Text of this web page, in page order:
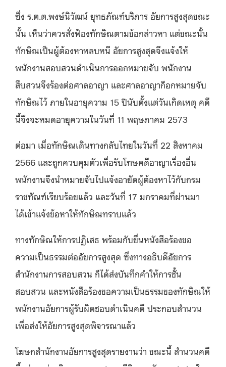
ซึ่ง ร.ต.ต.พงษ์นิวัฒน์ ยุทธภัณฑ์บริภาร อัยการสูงสุดขณะ
นั้น เห็นว่าควรสั่งฟ้องทักษิณตามข้อกล่าวหา แต่ขณะนั้น
ทักษิณเป็นผู้ต้องหาหลบหนี อัยการสูงสุดจึงแจ้งให้
พนักงานสอบสวนดำเนินการออกหมายจับ พนักงาน
สืบสวนจึงร้องต่อศาลอาญา และศาลอาญาก็อกหมายจับ
ทักษิณไว้ ภายในอายุความ 15 ปีนับตั้งแต่วันเกิดเหตุ คดี
นี้จึงจะหมดอายุความในวันที่ 11 พฤษภาคม 2573
ต่อมา เมื่อทักษิณเดินทางกลับไทยในวันที่ 22 สิงหาคม
2566 และถูกควบคุมตัวเพื่อรับโทษคดีอาญาเรื่องอื่น
พนักงานจึงนำหมายจับไปแจ้งอายัดผู้ต้องหาไว้กับกรม
ราชทัณฑ์เรียบร้อยแล้ว และวันที่ 17 มกราคมที่ผ่านมา
ได้เข้าแจ้งข้อหาให้ทักษิณทราบแล้ว
ทางทักษิณให้การปฏิเสธ พร้อมกับยื่นหนังสือร้องขอ
ความเป็นธรรมต่ออัยการสูงสุด ซึ่งทางอธิบดีอัยการ
สำนักงานการสอบสวน ก็ได้ส่งบันทึกคำให้การชั้น
สอบสวน และหนังสือร้องขอความเป็นธรรมของทักษิณให้
พนักงานอัยการผู้รับผิดชอบดำเนินคดี ประกอบสำนวน
เพื่อส่งให้อัยการสูงสุดพิจารณาแล้ว
โฆษกสำนักงานอัยการสูงสุดรายงานว่า ขณะนี้ สำนวนคดี